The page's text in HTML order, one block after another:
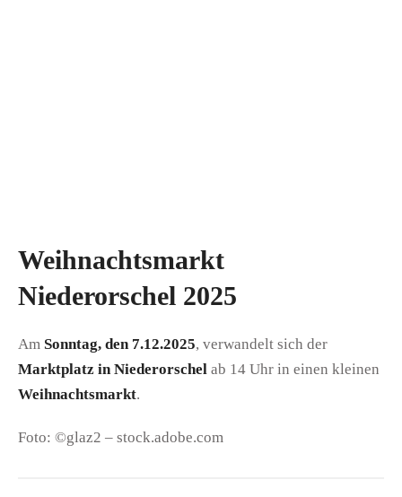
Weihnachtsmarkt
Niederorschel 2025
Am Sonntag, den 7.12.2025, verwandelt sich der
Marktplatz in Niederorschel ab 14 Uhr in einen kleinen
Weihnachtsmarkt.
Foto: ©glaz2 – stock.adobe.com